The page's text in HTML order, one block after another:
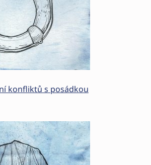
konfliktů s posádkou